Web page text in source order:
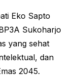
Eko Sapto
Sukoharjo
yang sehat
dan
2045.